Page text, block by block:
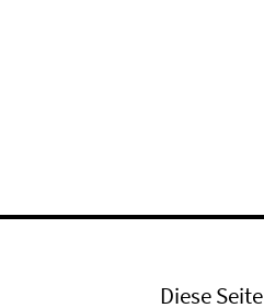
Diese Seite